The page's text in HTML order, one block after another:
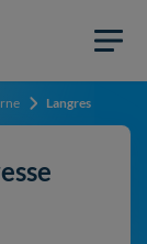
Langres